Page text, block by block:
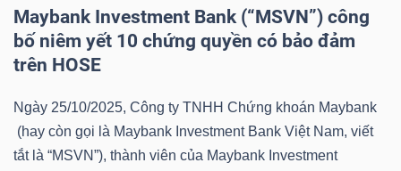
Maybank Investment Bank (“MSVN”) công
bố niêm yết 10 chứng quyền có bảo đảm
trên HOSE
Ngày 25/10/2025, Công ty TNHH Chứng khoán Maybank
(hay còn gọi là Maybank Investment Bank Việt Nam, viết
tắt là “MSVN”), thành viên của Maybank Investment
VS-
SECTOR